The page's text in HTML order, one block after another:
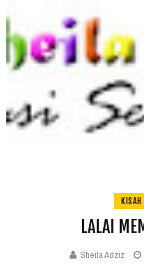
KISAH
LALAI
Sheila Adziz